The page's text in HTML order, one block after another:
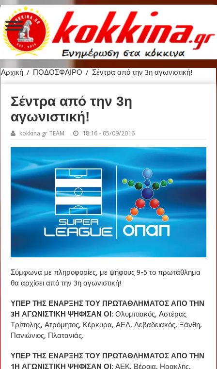
Αρχική / ΠΟΔΟΣΦΑΙΡΟ / Σέντρα από την 3η αγωνιστική!
Σέντρα από την 3η
αγωνιστική!
kokkina.gr TEAM 18:16 - 05/09/2016
Σύμφωνα με πληροφορίες, με ψήφους 9-5 το πρωτάθλημα
θα αρχίσει από την 3η αγωνιστική!
ΥΠΕΡ ΤΗΣ ΕΝΑΡΞΗΣ ΤΟΥ ΠΡΩΤΑΘΛΗΜΑΤΟΣ ΑΠΟ ΤΗΝ
3Η ΑΓΩΝΙΣΤΙΚΗ ΨΗΦΙΣΑΝ ΟΙ: Ολυμπιακός, Αστέρας
Τρίπολης, Ατρόμητος, Κέρκυρα, ΑΕΛ, Λεβαδειακός, Ξάνθη,
Πανιώνιος, Πλατανιάς.
ΥΠΕΡ ΤΗΣ ΕΝΑΡΞΗΣ ΤΟΥ ΠΡΩΤΑΘΛΗΜΑΤΟΣ ΑΠΟ ΤΗΝ
1Η ΑΓΩΝΙΣΤΙΚΗ ΨΗΦΙΣΑΝ ΟΙ: ΑΕΚ, Βέροια, Ηρακλής,